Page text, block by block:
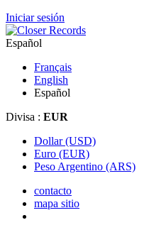
Iniciar sesión
Español
Français
English
Español
Divisa : EUR
Dollar (USD)
Euro (EUR)
Peso Argentino (ARS)
contacto
mapa sitio